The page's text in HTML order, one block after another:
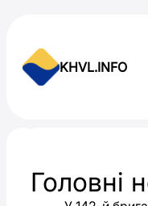
KHVL.INFO
ВГоловні